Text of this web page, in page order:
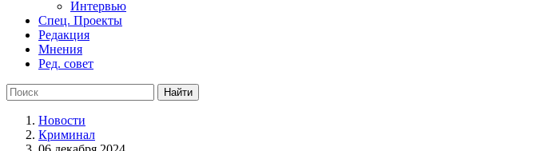
Интервью
Спец. Проекты
Редакция
Мнения
Ред. совет
Новости
Криминал